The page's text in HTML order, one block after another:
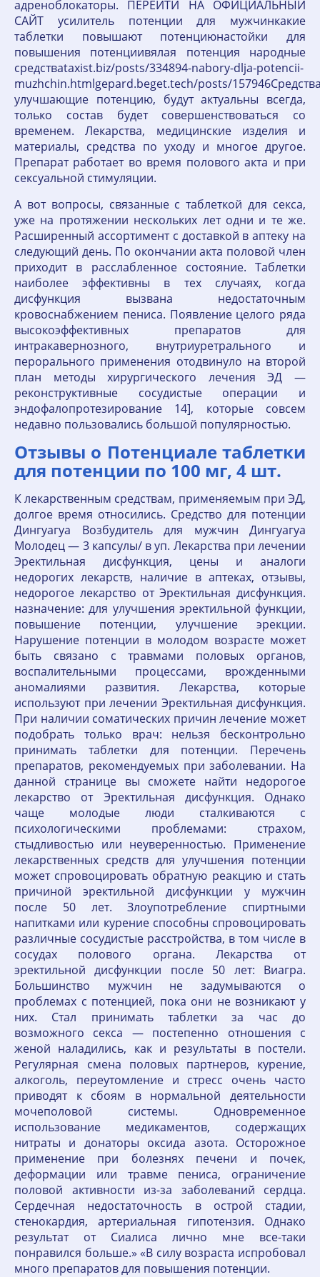
адреноблокаторы. ПЕРЕЙТИ НА ОФИЦИАЛЬНЫЙ
САЙТ усилитель потенции для мужчинкакие
таблетки повышают потенциюнастойки для
повышения потенциивялая потенция народные
средстваtaxist.biz/posts/334894-nabory-dlja-potencii-
muzhchin.htmlgepard.beget.tech/posts/
улучшающие потенцию, будут актуальны всегда,
только состав будет совершенствоваться со
временем. Лекарства, медицинские изделия и
материалы, средства по уходу и многое другое.
Препарат работает во время полового акта и при
сексуальной стимуляции.
А вот вопросы, связанные с таблеткой для секса,
уже на протяжении нескольких лет одни и те же.
Расширенный ассортимент с доставкой в аптеку на
следующий день. По окончании акта половой член
приходит в расслабленное состояние. Таблетки
наиболее эффективны в тех случаях, когда
дисфункция вызвана недостаточным
кровоснабжением пениса. Появление целого ряда
высокоэффективных препаратов для
интракавернозного, внутриуретрального и
перорального применения отодвинуло на второй
план методы хирургического лечения ЭД —
реконструктивные сосудистые операции и
эндофалопротезирование 14], которые совсем
недавно пользовались большой популярностью.
Отзывы о Потенциале таблетки
для потенции по 100 мг, 4 шт.
К лекарственным средствам, применяемым при ЭД,
долгое время относились. Средство для потенции
Дингуагуа Возбудитель для мужчин Дингуагуа
Молодец — 3 капсулы/ в уп. Лекарства при лечении
Эректильная дисфункция, цены и аналоги
недорогих лекарств, наличие в аптеках, отзывы,
недорогое лекарство от Эректильная дисфункция.
назначение: для улучшения эректильной функции,
повышение потенции, улучшение эрекции.
Нарушение потенции в молодом возрасте может
быть связано с травмами половых органов,
воспалительными процессами, врожденными
аномалиями развития. Лекарства, которые
используют при лечении Эректильная дисфункция.
При наличии соматических причин лечение может
подобрать только врач: нельзя бесконтрольно
принимать таблетки для потенции. Перечень
препаратов, рекомендуемых при заболевании. На
данной странице вы сможете найти недорогое
лекарство от Эректильная дисфункция. Однако
чаще молодые люди сталкиваются с
психологическими проблемами: страхом,
стыдливостью или неуверенностью. Применение
лекарственных средств для улучшения потенции
может спровоцировать обратную реакцию и стать
причиной эректильной дисфункции у мужчин
после 50 лет. Злоупотребление спиртными
напитками или курение способны спровоцировать
различные сосудистые расстройства, в том числе в
сосудах полового органа. Лекарства от
эректильной дисфункции после 50 лет: Виагра.
Большинство мужчин не задумываются о
проблемах с потенцией, пока они не возникают у
них. Стал принимать таблетки за час до
возможного секса — постепенно отношения с
женой наладились, как и результаты в постели.
Регулярная смена половых партнеров, курение,
алкоголь, переутомление и стресс очень часто
приводят к сбоям в нормальной деятельности
мочеполовой системы. Одновременное
использование медикаментов, содержащих
нитраты и донаторы оксида азота. Осторожное
применение при болезнях печени и почек,
деформации или травме пениса, ограничение
половой активности из-за заболеваний сердца.
Сердечная недостаточность в острой стадии,
стенокардия, артериальная гипотензия. Однако
результат от Сиалиса лично мне все-таки
понравился больше.» «В силу возраста испробовал
много препаратов для повышения потенции.